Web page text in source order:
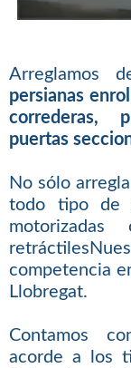
Arreglamos
persianas
correderas,
puertas
No sólo
todo tipo de
competencia
Llobregat.
Contamos
acorde a los